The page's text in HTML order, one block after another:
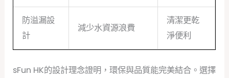
防溢漏設
計
減少水資源浪費
清潔更乾
淨便利
sFun HK的設計理念證明，環保與品質能完美結合。選擇